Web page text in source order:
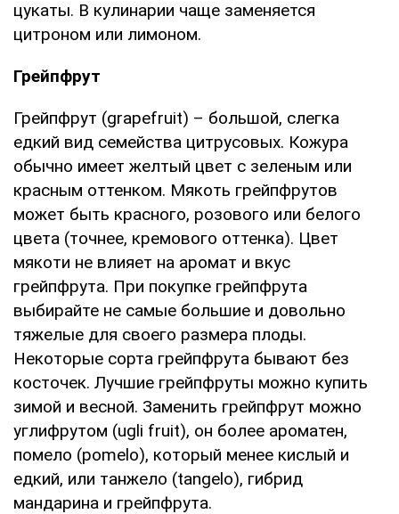
цукаты. В кулинарии чаще заменяется
цитроном или лимоном.
Грейпфрут
Грейпфрут (grapefruit) – большой, слегка
едкий вид семейства цитрусовых. Кожура
обычно имеет желтый цвет с зеленым или
красным оттенком. Мякоть грейпфрутов
может быть красного, розового или белого
цвета (точнее, кремового оттенка). Цвет
мякоти не влияет на аромат и вкус
грейпфрута. При покупке грейпфрута
выбирайте не самые большие и довольно
тяжелые для своего размера плоды.
Некоторые сорта грейпфрута бывают без
косточек. Лучшие грейпфруты можно купить
зимой и весной. Заменить грейпфрут можно
углифрутом (ugli fruit), он более ароматен,
помело (pomelo), который менее кислый и
едкий, или танжело (tangelo), гибрид
мандарина и грейпфрута.